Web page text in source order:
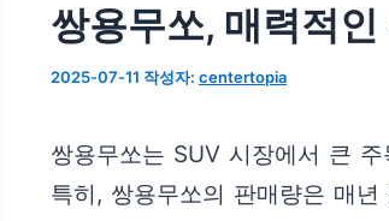
쌍용무쏘, 매력적
2025-07-11 작성자: centertopia
쌍용무쏘는 SUV 시장에서 큰
특히, 쌍용무쏘의 판매량은 매